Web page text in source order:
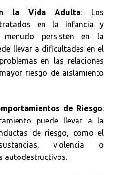
la Vida Adulta: Los
en la infancia y
menudo persisten en la
llevar a dificultades en el
en las relaciones
riesgo de aislamiento
de Riesgo:
puede llevar a la
de riesgo, como el
violencia o
autodestructivos.